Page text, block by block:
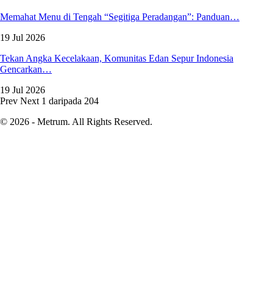
Memahat Menu di Tengah “Segitiga Peradangan”: Panduan…
19 Jul 2026
Tekan Angka Kecelakaan, Komunitas Edan Sepur Indonesia
Gencarkan…
19 Jul 2026
Prev Next 1 daripada 204
© 2026 - Metrum. All Rights Reserved.